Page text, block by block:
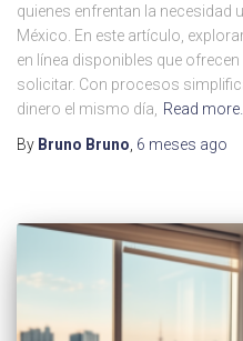
quienes enfrentan la necesidad
México. En este artículo,
en línea disponibles que
solicitar. Con procesos
dinero el mismo día,
Read more…
By Bruno Bruno 6 meses ago